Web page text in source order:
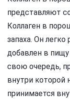
представляют
Коллаген в
запаха. Он
добавлен в пищу
свою очередь,
внутри которой
принимается